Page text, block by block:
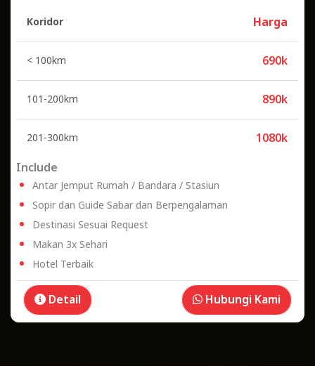
Koridor
Harga
< 100km 690k
101-200km 890k
201-300km
1080k
Include
Antar Jemput Rumah / Bandara / Stasiun
Sopir dan Guide Sabar dan Berpengalaman
Destinasi Sesuai Request
Makan 3x Sehari
Hotel Terbaik
Detail Hubungi Kami